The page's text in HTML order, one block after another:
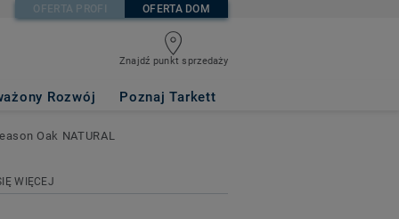
OFERTA PROFI OFERTA DOM
Znajdź punkt sprzedaży
Rozwój Poznaj Tarkett
- Season Oak
Oak NATURAL
WIĘCEJ